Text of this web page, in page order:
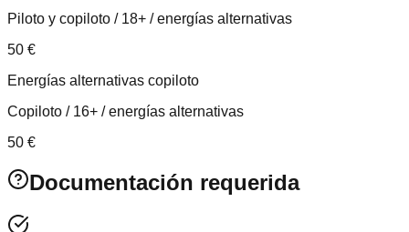
Piloto y copiloto / 18+ / energías alternativas
50 €
Energías alternativas copiloto
Copiloto / 16+ / energías alternativas
50 €
Documentación requerida